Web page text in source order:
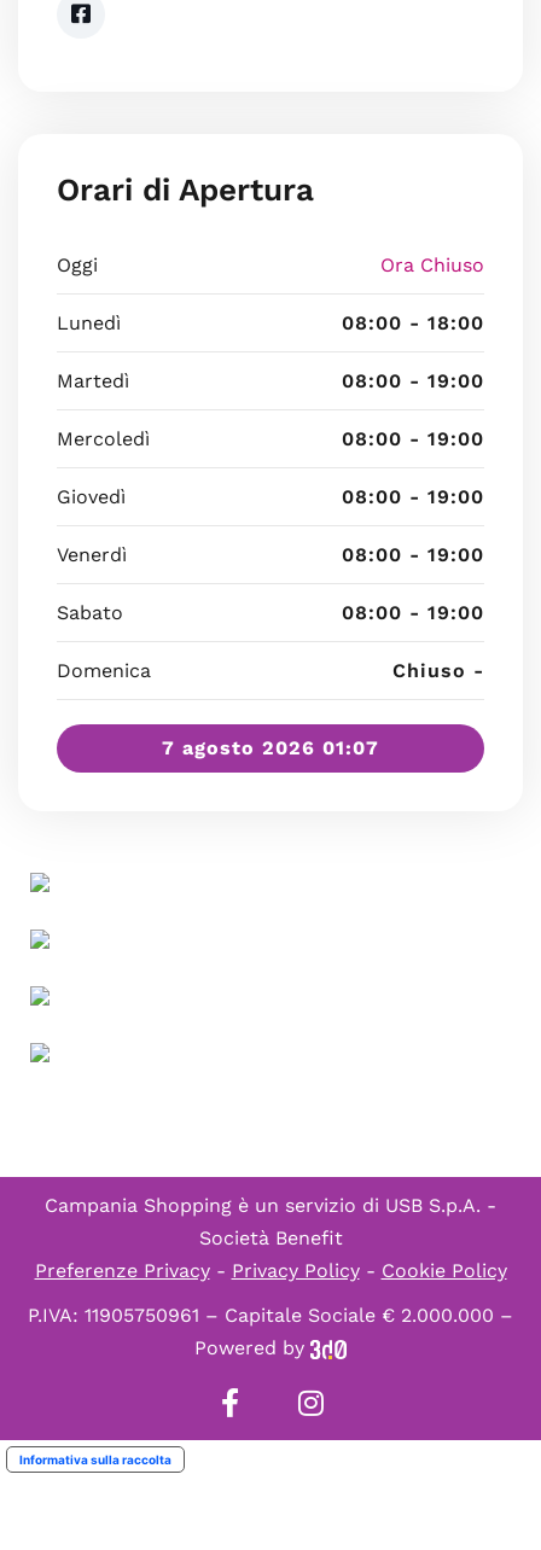
Orari di Apertura
Oggi Ora Chiuso
Lunedì 08:00 - 18:00
Martedì 08:00 - 19:00
Mercoledì 08:00 - 19:00
Giovedì 08:00 - 19:00
Venerdì 08:00 - 19:00
Sabato 08:00 - 19:00
Domenica Chiuso -
7 agosto 2026 01:07
Campania Shopping è un servizio di USB S.p.A. -
Società Benefit
Preferenze Privacy- Privacy Policy- Cookie Policy
P.IVA: 11905750961 – Capitale Sociale € 2.000.000 –
Powered by
Informativa sulla raccolta